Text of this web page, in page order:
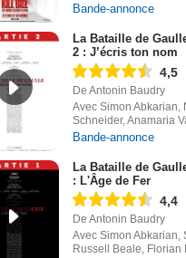
Bande-annonce
La Bataille de
2 : J’écris ton nom
4,5
De Antonin Baudry
Avec Simon Abkarian,
Schneider, Anamaria
Bande-annonce
La Bataille de
: L'Âge de Fer
4,4
De Antonin Baudry
Avec Simon Abkarian,
Russell Beale, Florian